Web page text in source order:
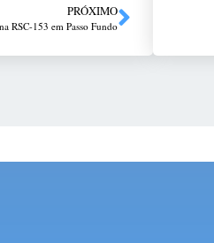
PRÓXIMO
RSC-153 em Passo Fundo